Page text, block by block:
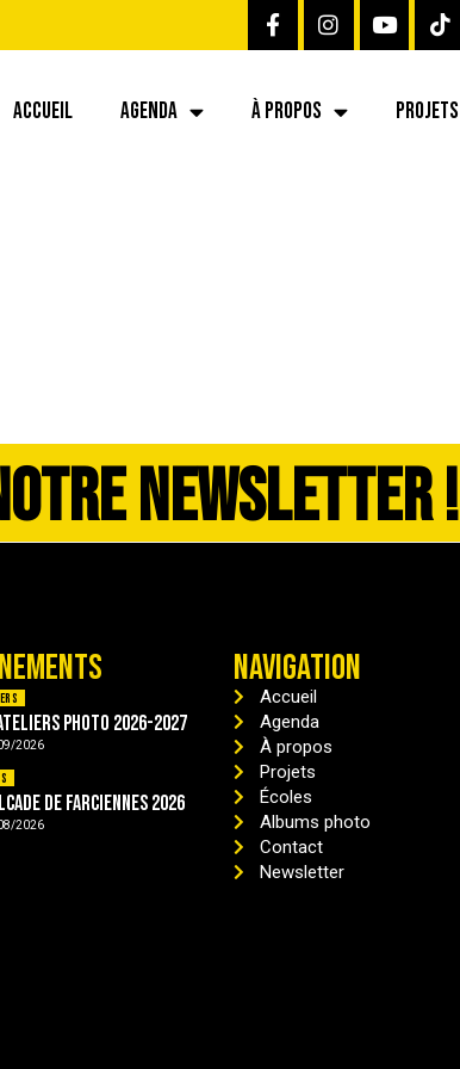
ACCUEIL AGENDA À PROPOS PROJETS
NEWSLETTER !
photo 2026-2027
2026
de Farciennes 2026
2026
NAVIGATION
Accueil
Agenda
À propos
Projets
Écoles
Albums photo
Contact
Newsletter